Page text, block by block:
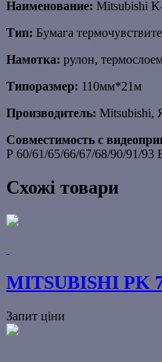
Наименование: Mitsubishi
Тип: Бумага
Намотка: рулон,
Типоразмер: 110мм*21м
Производитель: Mitsubishi,
Совместимость с
P 60/61/65/66/67/68/90/91/93
Схожі товари
MITSUBISHI PK
Запит ціни